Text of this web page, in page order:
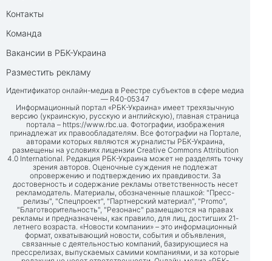
Контакты
Команда
Вакансии в РБК-Украина
Разместить рекламу
Идентификатор онлайн-медиа в Реестре субъектов в сфере медиа
— R40-05347
Информационный портал «РБК-Украина» имеет трехязычную
версию (украинскую, русскую и английскую), главная страница
портала – https://www.rbc.ua. Фотографии, изображения
принадлежат их правообладателям. Все фотографии на Портале,
авторами которых являются журналисты РБК-Украина,
размещены на условиях лицензии Creative Commons Attribution
4.0 International. Редакция РБК-Украина может не разделять точку
зрения авторов. Оценочные суждения не подлежат
опровержению и подтверждению их правдивости. За
достоверность и содержание рекламы ответственность несет
рекламодатель. Материалы, обозначенные плашкой: "Пресс-
релизы", "Спецпроект", "Партнерский материал", "Promo",
"Благотворительность", "Резонанс" размещаются на правах
рекламы и предназначены, как правило, для лиц, достигших 21-
летнего возраста. «Новости компании» – это информационный
формат, охватывающий новости, события и объявления,
связанные с деятельностью компаний, базирующиеся на
прессрелизах, выпускаемых самими компаниями, и за которые